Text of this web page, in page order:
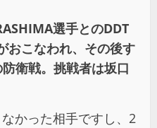
選手とのDDT
おこなわれ、その後す
衛戦。挑戦者は坂口
かった相手ですし、2